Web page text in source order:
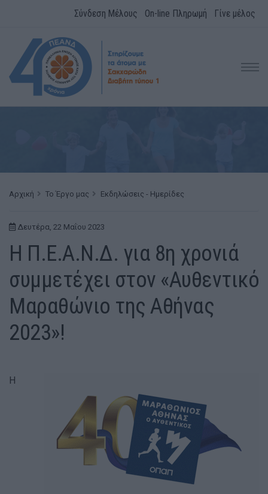
Σύνδεση Μέλους On-line Πληρωμή Γίνε μέλος
Αρχική Το Έργο μας Εκδηλώσεις - Ημερίδες
Δευτέρα, 22 Μαΐου 2023
Η Π.Ε.Α.Ν.Δ. για 8η χρονιά
συμμετέχει στον «Αυθεντικό
Μαραθώνιο της Αθήνας
2023»!
Η